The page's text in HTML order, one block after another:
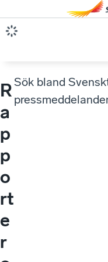
R
a
p
p
o
rt
e
r
Sök bland